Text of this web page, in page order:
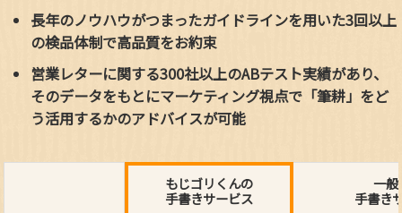
長年のノウハウがつまったガイドラインを用いた3回以上
の検品体制で高品質をお約束
営業レターに関する300社以上のABテスト実績があり、
そのデータをもとにマーケティング視点で「筆耕」をど
う活用するかのアドバイスが可能
もじゴリくんの
手書きサービス
一般
手書き